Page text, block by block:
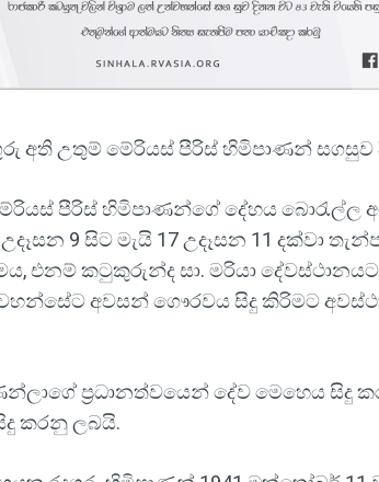
අති උතුම් මේරියස් පීරිස් හිමිපාණන් සගසුව
පීරිස් හිමිපාණන්ගේ දේහය බොරැල්ල
උදෑසන 9 සිට මැයි 17 උදෑසන 11 දක්වා
එනම් කටුකුරුන්ද සා. මරියා
අවසන් ගෞරවය සිදු කිරිමට
ප්‍රධානත්වයෙන් දේව මෙහෙය සිදු
කරනු ලබයි.